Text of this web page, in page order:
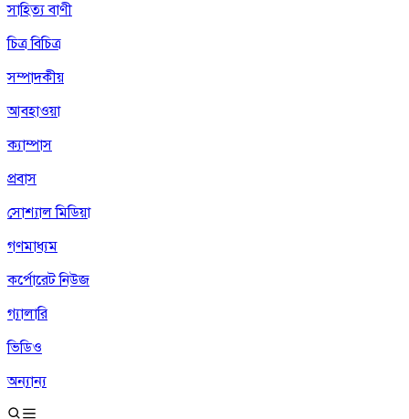
সাহিত্য বাণী
চিত্র বিচিত্র
সম্পাদকীয়
আবহাওয়া
ক্যাম্পাস
প্রবাস
সোশ্যাল মিডিয়া
গণমাধ্যম
কর্পোরেট নিউজ
গ্যালারি
ভিডিও
অন্যান্য